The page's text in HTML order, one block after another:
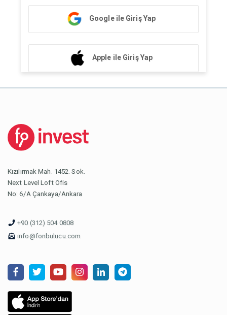
Google ile Giriş Yap
Apple ile Giriş Yap
Kızılırmak Mah. 1452. Sok.
Next Level Loft Ofis
No: 6/A Çankaya/Ankara
+90 (312) 504 0808
info@fonbulucu.com